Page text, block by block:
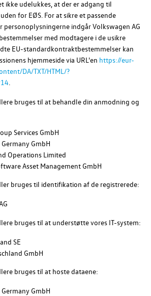
ikke udelukkes, at der er adgang til
for EØS. For at sikre et passende
personoplysningerne indgårVolkswagen AG
med modtagere i de usikre
EU-standardkontraktbestemmelser kan
hjemmeside via URL'en https://eur-
DA/TXT/HTML/?
bruges til at behandle din anmodning og
Services GmbH
GmbH
Operations Limited
Asset Management GmbH
bruges til identifikation af de registrerede:
bruges til at understøtte vores IT-system:
SE
GmbH
bruges til at hoste dataene:
GmbH